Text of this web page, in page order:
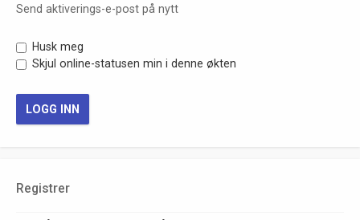
Send aktiverings-e-post på nytt
Husk meg
Skjul online-statusen min i denne økten
Registrer